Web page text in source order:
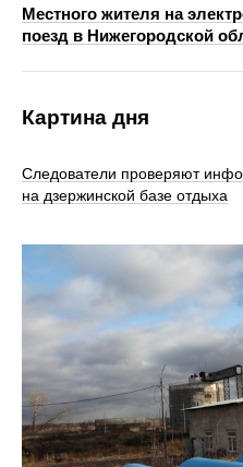
Местного жителя на
поезд в Нижегородской
Картина дня
Следователи проверяют
на дзержинской базе отдыха